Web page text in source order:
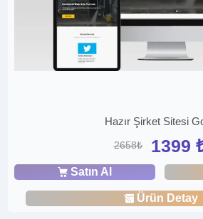
Hazır Şirket Sitesi
2658₺ 1399
Satın Al
Ürün Detay